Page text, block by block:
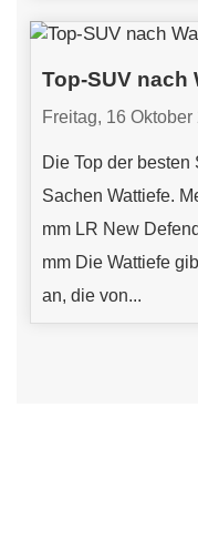
Top-SUV nach
Freitag, 16
Die Top der
Sachen Wattiefe.
mm LR New
mm Die Wattiefe
an, die von...